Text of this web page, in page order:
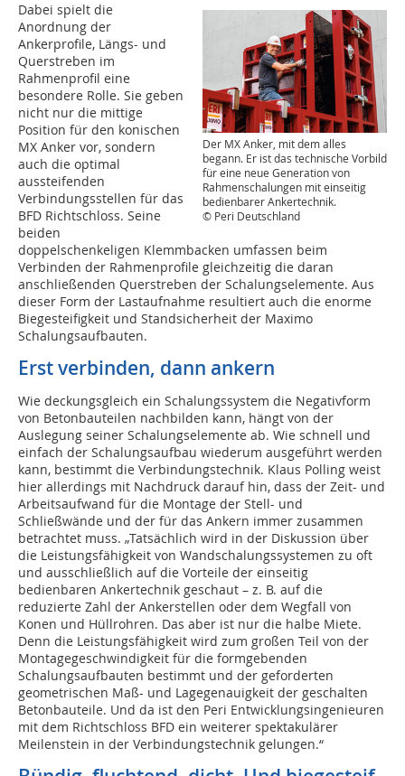
Der MX Anker, mit dem alles
begann. Er ist das technische Vorbild
für eine neue Generation von
Rahmenschalungen mit einseitig
bedienbarer Ankertechnik.
© Peri Deutschland
Dabei spielt die
Anordnung der
Ankerprofile, Längs- und
Querstreben im
Rahmenprofil eine
besondere Rolle. Sie geben
nicht nur die mittige
Position für den konischen
MX Anker vor, sondern
auch die optimal
aussteifenden
Verbindungsstellen für das
BFD Richtschloss. Seine
beiden
doppelschenkeligen Klemmbacken umfassen beim
Verbinden der Rahmenprofile gleichzeitig die daran
anschließenden Querstreben der Schalungselemente. Aus
dieser Form der Lastaufnahme resultiert auch die enorme
Biegesteifigkeit und Standsicherheit der Maximo
Schalungsaufbauten.
Erst verbinden, dann ankern
Wie deckungsgleich ein Schalungssystem die Negativform
von Betonbauteilen nachbilden kann, hängt von der
Auslegung seiner Schalungselemente ab. Wie schnell und
einfach der Schalungsaufbau wiederum ausgeführt werden
kann, bestimmt die Verbindungstechnik. Klaus Polling weist
hier allerdings mit Nachdruck darauf hin, dass der Zeit- und
Arbeitsaufwand für die Montage der Stell- und
Schließwände und der für das Ankern immer zusammen
betrachtet muss. „Tatsächlich wird in der Diskussion über
die Leistungsfähigkeit von Wandschalungssystemen zu oft
und ausschließlich auf die Vorteile der einseitig
bedienbaren Ankertechnik geschaut – z. B. auf die
reduzierte Zahl der Ankerstellen oder dem Wegfall von
Konen und Hüllrohren. Das aber ist nur die halbe Miete.
Denn die Leistungsfähigkeit wird zum großen Teil von der
Montagegeschwindigkeit für die formgebenden
Schalungsaufbauten bestimmt und der geforderten
geometrischen Maß- und Lagegenauigkeit der geschalten
Betonbauteile. Und da ist den Peri Entwicklungsingenieuren
mit dem Richtschloss BFD ein weiterer spektakulärer
Meilenstein in der Verbindungstechnik gelungen.“